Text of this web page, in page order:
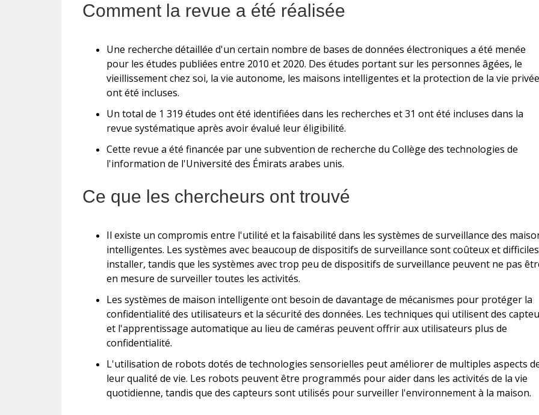
Comment la revue a été réalisée
Une recherche détaillée d'un certain nombre de bases de données électroniques a été menée
pour les études publiées entre 2010 et 2020. Des études portant sur les personnes âgées, le
vieillissement chez soi, la vie autonome, les maisons intelligentes et la protection de la vie privée
ont été incluses.
Un total de 1 319 études ont été identifiées dans les recherches et 31 ont été incluses dans la
revue systématique après avoir évalué leur éligibilité.
Cette revue a été financée par une subvention de recherche du Collège des technologies de
l'information de l'Université des Émirats arabes unis.
Ce que les chercheurs ont trouvé
Il existe un compromis entre l'utilité et la faisabilité dans les systèmes de surveillance des
intelligentes. Les systèmes avec beaucoup de dispositifs de surveillance sont coûteux et
installer, tandis que les systèmes avec trop peu de dispositifs de surveillance peuvent ne pas
en mesure de surveiller toutes les activités.
Les systèmes de maison intelligente ont besoin de davantage de mécanismes pour protéger la
confidentialité des utilisateurs et la sécurité des données. Les techniques qui utilisent des
et l'apprentissage automatique au lieu de caméras peuvent offrir aux utilisateurs plus de
confidentialité.
L'utilisation de robots dotés de technologies sensorielles peut améliorer de multiples aspects
leur qualité de vie. Les robots peuvent être programmés pour aider dans les activités de la vie
quotidienne, tandis que des capteurs sont utilisés pour surveiller l'environnement à la maison.